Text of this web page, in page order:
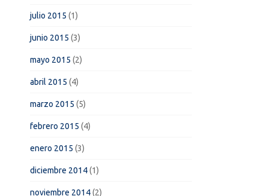
julio 2015 (1)
junio 2015 (3)
mayo 2015 (2)
abril 2015 (4)
marzo 2015 (5)
febrero 2015 (4)
enero 2015 (3)
diciembre 2014(1)
noviembre 2014(2)